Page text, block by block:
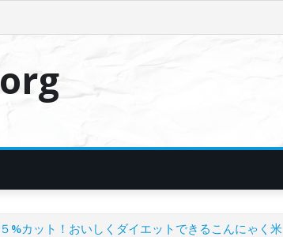
%カット！おいしくダイエットできるこんにゃく米